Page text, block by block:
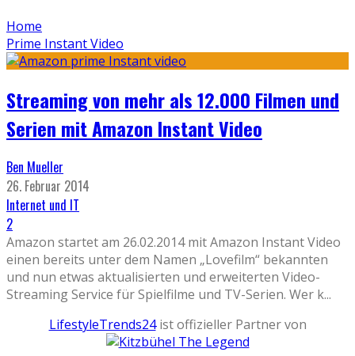
Home
Prime Instant Video
Streaming von mehr als 12.000 Filmen und
Serien mit Amazon Instant Video
Ben Mueller
26. Februar 2014
Internet und IT
2
Amazon startet am 26.02.2014 mit Amazon Instant Video
einen bereits unter dem Namen „Lovefilm“ bekannten
und nun etwas aktualisierten und erweiterten Video-
Streaming Service für Spielfilme und TV-Serien. Wer k...
LifestyleTrends24ist offizieller Partner von